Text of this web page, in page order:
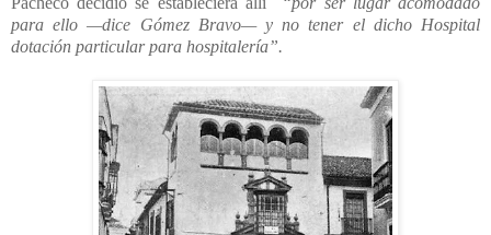
para ello —dice Gómez Bravo— y no tener el dicho Hospital
dotación particular para hospitalería”.